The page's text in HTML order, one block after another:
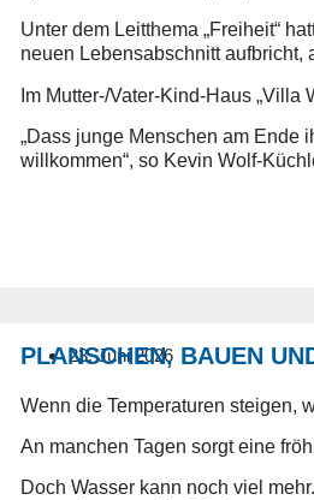
Unter dem Leitthema „Freiheit“
neuen Lebensabschnitt aufbricht,
Im Mutter-/Vater-Kind-Haus
„Dass junge Menschen am Ende
willkommen“, so Kevin Wolf-
23. Juni 2026
PLANSCHEN, BAUEN
Wenn die Temperaturen steigen,
An manchen Tagen sorgt eine
Doch Wasser kann noch viel